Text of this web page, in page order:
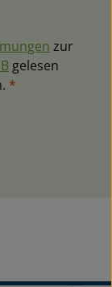
zur
gelesen
*